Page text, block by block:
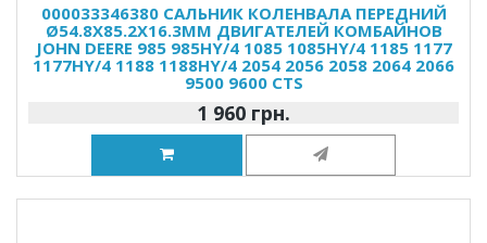
000033346380 САЛЬНИК КОЛЕНВАЛА ПЕРЕДНИЙ
Ø54.8X85.2X16.3MM ДВИГАТЕЛЕЙ КОМБАЙНОВ
JOHN DEERE 985 985HY/4 1085 1085HY/4 1185 1177
1177HY/4 1188 1188HY/4 2054 2056 2058 2064 2066
9500 9600 CTS
1 960 грн.